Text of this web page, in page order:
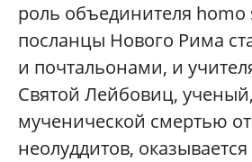
роль объединителя homo
посланцы Нового Рима
и почтальонами, и
Святой Лейбовиц,
мученической смертью
неолуддитов,